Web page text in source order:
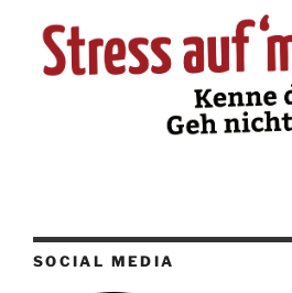
SOCIAL MEDIA